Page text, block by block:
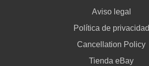
Aviso legal
Política de privacidad
Cancellation Policy
Tienda eBay